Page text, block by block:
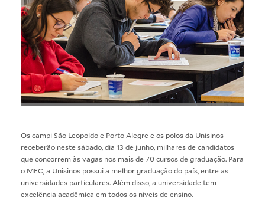
Os campi São Leopoldo e Porto Alegre e os polos da Unisinos
receberão neste sábado, dia 13 de junho, milhares de candidatos
que concorrem às vagas nos mais de 70 cursos de graduação. Para
o MEC, a Unisinos possui a melhor graduação do país, entre as
universidades particulares. Além disso, a universidade tem
excelência acadêmica em todos os níveis de ensino.